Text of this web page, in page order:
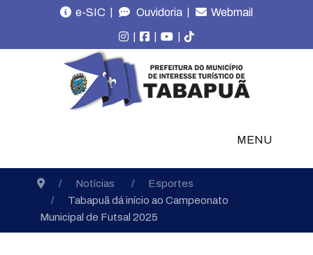
e-SIC | Ouvidoria | Webmail
| | |
MENU
Notícias
Esportes
Tabapuã dá início ao Campeonato
Municipal de Futsal 2025